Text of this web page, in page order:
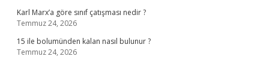
Karl Marx’a göre sınıf çatışması nedir ?
Temmuz 24, 2026
15 ile bolumünden kalan nasıl bulunur ?
Temmuz 24, 2026